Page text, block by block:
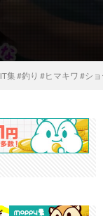
集 #釣り #ヒマキワ #シ